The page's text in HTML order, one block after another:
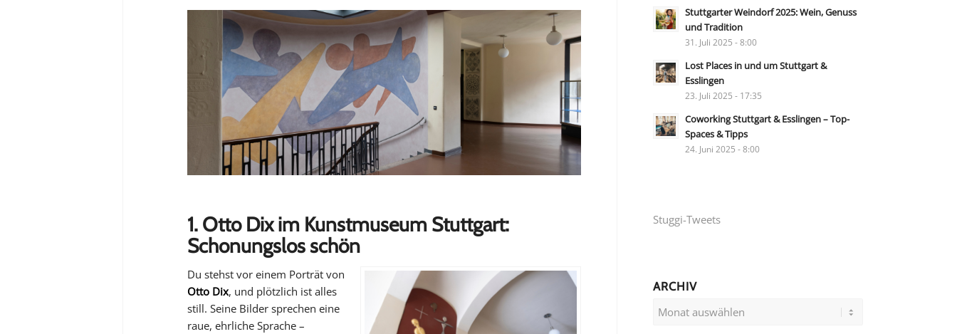
1. Otto Dix im Kunstmuseum Stuttgart:
Schonungslos schön
Du stehst vor einem Porträt von
Otto Dix, und plötzlich ist alles
still. Seine Bilder sprechen eine
raue, ehrliche Sprache –
Stuttgarter Weindorf 2025: Wein, Genuss
und Tradition
31. Juli 2025 - 8:00
Lost Places in und um Stuttgart &
Esslingen
23. Juli 2025 - 17:35
Coworking Stuttgart & Esslingen – Top-
Spaces & Tipps
24. Juni 2025 - 8:00
Stuggi-Tweets
ARCHIV